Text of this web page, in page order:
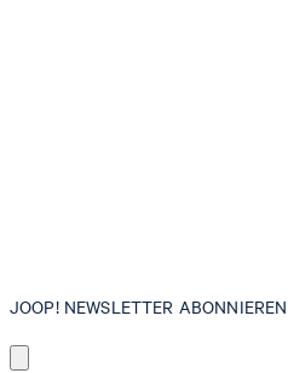
JOOP! NEWSLETTER ABONNIEREN